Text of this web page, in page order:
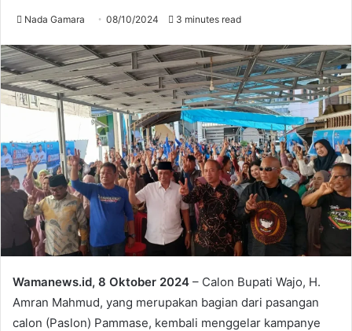
Nada Gamara 08/10/2024 3 minutes read
Wamanews.id, 8 Oktober 2024 – Calon Bupati Wajo, H.
Amran Mahmud, yang merupakan bagian dari pasangan
calon (Paslon) Pammase, kembali menggelar kampanye